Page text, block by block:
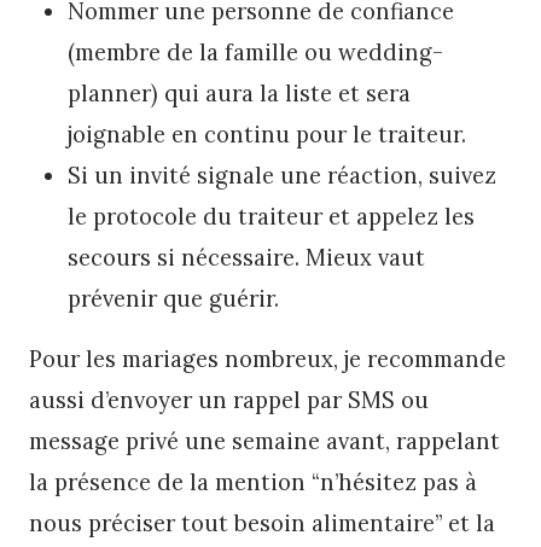
Nommer une personne de confiance
(membre de la famille ou wedding-
planner) qui aura la liste et sera
joignable en continu pour le traiteur.
Si un invité signale une réaction, suivez
le protocole du traiteur et appelez les
secours si nécessaire. Mieux vaut
prévenir que guérir.
Pour les mariages nombreux, je recommande
aussi d’envoyer un rappel par SMS ou
message privé une semaine avant, rappelant
la présence de la mention “n’hésitez pas à
nous préciser tout besoin alimentaire” et la